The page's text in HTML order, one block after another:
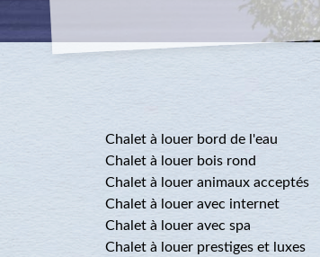
Chalet à louer bord de l'eau
Chalet à louer bois rond
Chalet à louer animaux acceptés
Chalet à louer avec internet
Chalet à louer avec spa
Chalet à louer prestiges et luxes